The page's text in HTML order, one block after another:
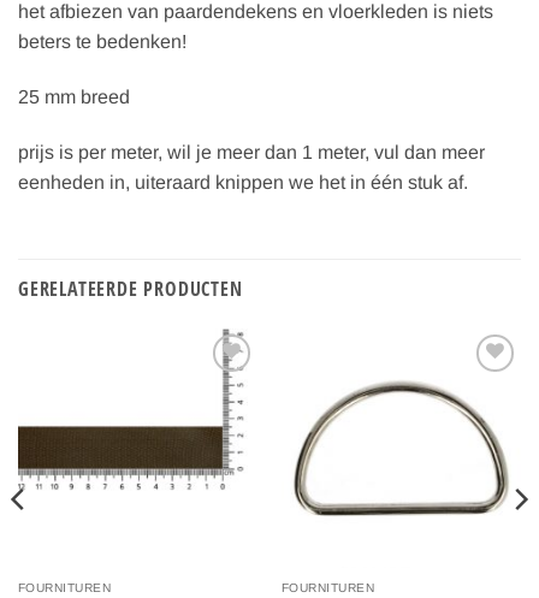
het afbiezen van paardendekens en vloerkleden is niets
beters te bedenken!
25 mm breed
prijs is per meter, wil je meer dan 1 meter, vul dan meer
eenheden in, uiteraard knippen we het in één stuk af.
GERELATEERDE PRODUCTEN
Toevoegen
aan
verlanglijst
FOURNITUREN
Toevoegen
aan
verlanglijst
FOURNITUREN